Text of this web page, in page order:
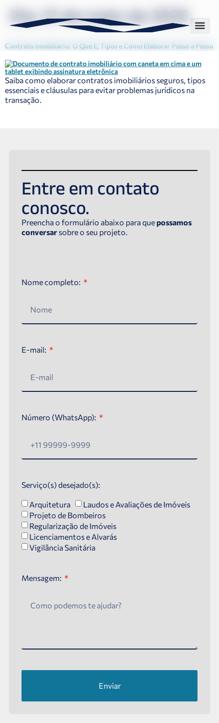
Dia:21 de maio de 2025
Contrato Imobiliário: O Que É, Tipos e Como Elaborar Passo a Passo
Saiba como elaborar contratos imobiliários seguros, tipos
essenciais e cláusulas para evitar problemas jurídicos na
transação.
Entre em contato
conosco.
Preencha o formulário abaixo para que possamos
conversar sobre o seu projeto.
Nome completo:
E-mail:
Número (WhatsApp):
Serviço(s) desejado(s):
Arquitetura
Laudos e Avaliações de Imóveis
Projeto de Bombeiros
Regularização de Imóveis
Licenciamentos e Alvarás
Vigilância Sanitária
Mensagem:
Enviar